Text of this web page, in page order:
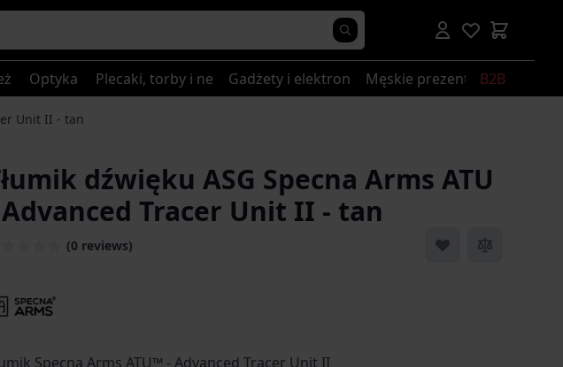
Optyka Plecaki, torby i nerkiGadżety i elektronikaMęskie prezenty B2B
Unit II - tan
dźwięku ASG Specna Arms ATU
Tracer Unit II - tan
(0 reviews)
Specna Arms ATU™ - Advanced Tracer Unit II